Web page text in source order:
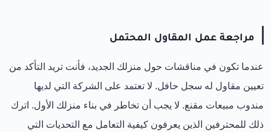
مراجعة عمل المقاول المحتمل
عندما تكون في مناقشات حول منزلك الجديد، فأنت تريد التأكد من
تعيين مقاول له سجل حافل. لا تعتمد على الشركة التي لديها
مندوب مبيعات مقنع. لا يجب أن تخاطر في بناء منزلك الأول. اترك
ذلك للمحترفين الذين يعرفون كيفية التعامل مع التحديات التي